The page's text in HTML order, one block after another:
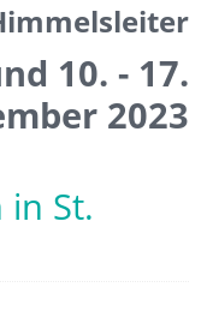
10. - 17.
2023
St.